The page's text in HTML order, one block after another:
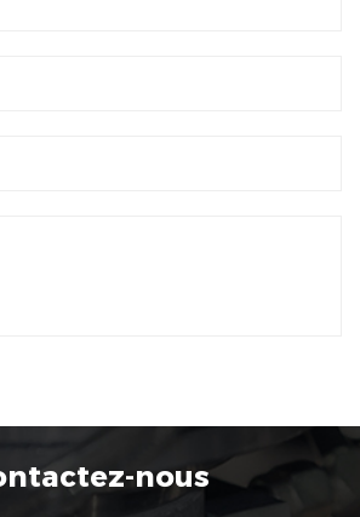
nous